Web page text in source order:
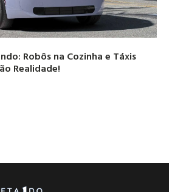
Robôs na Cozinha e Táxis
Realidade!